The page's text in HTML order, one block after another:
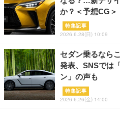
か？＜予想CG＞
特集記事
2026.6.28(日) 10:09
セダン乗るなら
発表、SNSでは
ン」の声も
特集記事
2026.6.26(金) 14:00